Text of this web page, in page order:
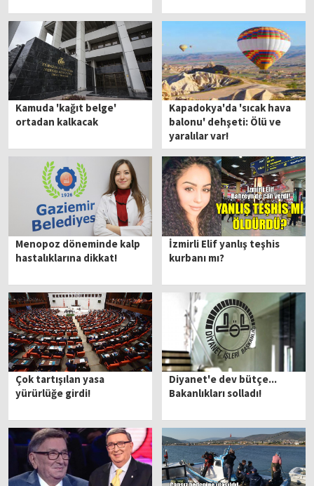
Kamuda 'kağıt belge'
ortadan kalkacak
Kapadokya'da 'sıcak hava
balonu' dehşeti: Ölü ve
yaralılar var!
Menopoz döneminde kalp
hastalıklarına dikkat!
İzmirli Elif yanlış teşhis
kurbanı mı?
Çok tartışılan yasa
yürürlüğe girdi!
Diyanet'e dev bütçe...
Bakanlıkları solladı!